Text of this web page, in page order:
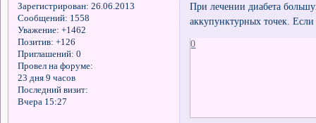
Зарегистрирован: 26.06.2013
Сообщений: 1558
Уважение: +1462
Позитив: +126
Приглашений: 0
Провел на форуме:
23 дня 9 часов
Последний визит:
Вчера 15:27
При лечении диабета
аккупунктурных точек.
0